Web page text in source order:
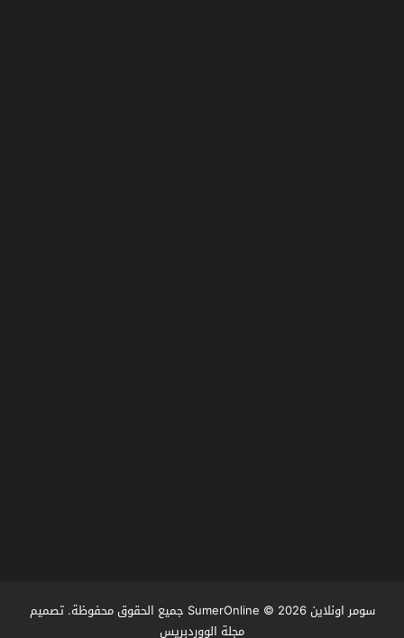
سومر اونلاين SumerOnline© 2026 جميع الحقوق محفوظة. تصميم
مجلة الووردبريس